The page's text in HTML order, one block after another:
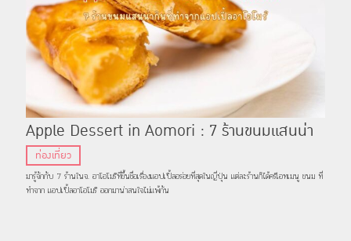
Apple Dessert in Aomori : 7 ร้านขนมแสนน่า
กินที่ทำจากแอปเปิ้ลอาโอโมริ
ท่องเที่ยว
มารู้จักกับ 7 ร้านในจ. อาโอโมริที่ขึ้นชื่อเรื่องแอปเปิ้ลอร่อยที่สุดในญี่ปุ่น แต่ละร้านก็ได้ครีเอทเมนู ขนม ที่
ทำจาก แอปเปิ้ลอาโอโมริ ออกมาน่าสนใจไม่แพ้กัน